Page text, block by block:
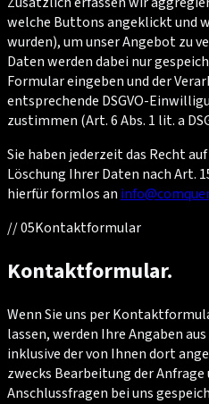
welche Buttons angeklickt und
wurden), um unser Angebot zu
Daten werden dabei nur
Formular eingeben und der
entsprechende DSGVO-
zustimmen (Art. 6 Abs. 1 lit. a
Sie haben jederzeit das Recht
Löschung Ihrer Daten nach Art.
hierfür formlos an
//05Kontaktformular
Kontaktformular.
Wenn Sie uns per
lassen, werden Ihre Angaben
inklusive der von Ihnen dort
zwecks Bearbeitung der Anfrage
Anschlussfragen bei uns